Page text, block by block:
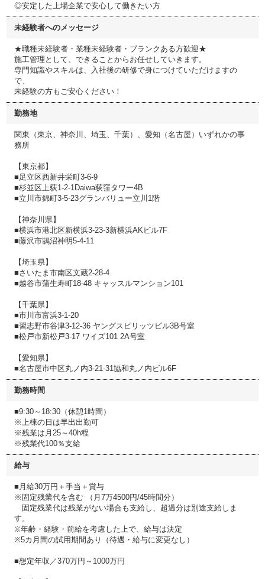
◎安定した上場企業で安心して働きたい方
未経験者へのメッセージ
★職種未経験者・業種未経験者・ブランクある方歓迎★
施工管理として、できることからお任せしていきます。
専門知識やスキルは、入社後の研修で身につけていただけますの
で、
未経験の方もご安心ください！
勤務地
関東（東京、神奈川、埼玉、千葉）、愛知（名古屋）いずれかの事
務所
【東京都】
■足立区西新井栄町3-6-9
■杉並区上荻1-2-1Daiwa荻窪タワー4B
■立川市錦町3-5-23グランバリュー立川1階
【神奈川県】
■横浜市港北区新横浜3-23-3新横浜AKビル7F
■藤沢市鵠沼神明5-4-11
【埼玉県】
■さいたま市南区文蔵2-28-4
■越谷市蒲生寿町18-48 キャッスルマンション101
【千葉県】
■市川市富浜3-1-20
■習志野市谷津3-12-36 ヤングスピリッツビル3B号室
■松戸市新松戸3-17 ワイズ101 2A号室
【愛知県】
■名古屋市中区丸ノ内3-21-31協和丸ノ内ビル6F
勤務時間
■9:30～18:30（休憩1時間）
※上棟の日は早出出勤可
※残業は月25～40h程
※残業代100％支給
給与
■月給30万円＋手当＋賞与
※固定残業代を含む （月7万4500円/45時間分）
固定残業代は残業がない場合も支給し、超過分は別途支給しま
す。
※年齢・経験・前給を考慮した上で、給与は決定
※5カ月間の試用期間あり（待遇・給与に変更なし）
■想定年収／370万円～1000万円